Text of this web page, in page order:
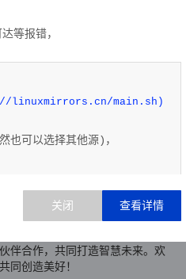
伴合作，共同打造智慧未来。欢
同创造美好！
等报错，
linuxmirrors.cn/main.sh)
也可以选择其他源)，
。